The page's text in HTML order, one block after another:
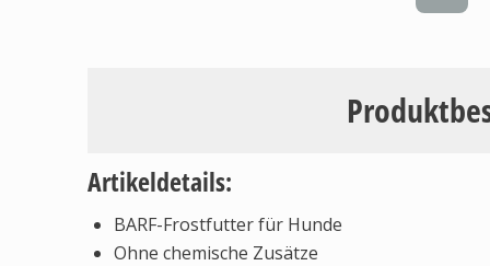
Artikeldetails:
BARF-Frostfutter für Hunde
Ohne chemische Zusätze